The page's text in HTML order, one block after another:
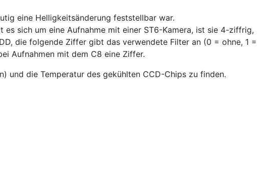
eine Helligkeitsänderung feststellbar war.
sich um eine Aufnahme mit einer ST6-Kamera, ist sie 4-ziffrig,
die folgende Ziffer gibt das verwendete Filter an (0 = ohne, 1 =
Aufnahmen mit dem C8 eine Ziffer.
und die Temperatur des gekühlten CCD-Chips zu finden.